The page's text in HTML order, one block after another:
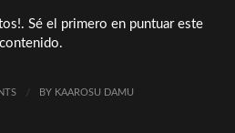
Sé el primero en puntuar este
contenido.
/ BY KAAROSU DAMU